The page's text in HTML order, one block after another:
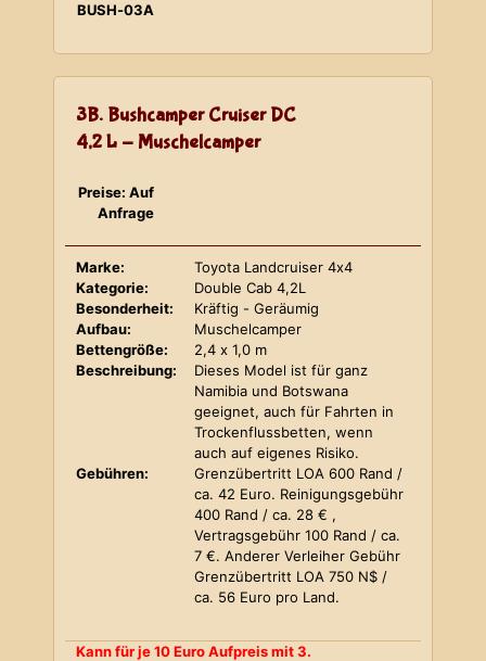
BUSH-03A
3B. Bushcamper Cruiser DC
4,2 L - Muschelcamper
Preise: Auf
Anfrage
Marke:
Toyota Landcruiser 4x4
Kategorie:
Double Cab 4,2L
Besonderheit:
Kräftig - Geräumig
Aufbau:
Muschelcamper
Bettengröße:
2,4 x 1,0 m
Beschreibung:
Dieses Model ist für ganz
Namibia und Botswana
geeignet, auch für Fahrten in
Trockenflussbetten, wenn
auch auf eigenes Risiko.
Gebühren:
Grenzübertritt LOA 600 Rand /
ca. 42 Euro. Reinigungsgebühr
400 Rand / ca. 28 € ,
Vertragsgebühr 100 Rand / ca.
7 €. Anderer Verleiher Gebühr
Grenzübertritt LOA 750 N$ /
ca. 56 Euro pro Land.
Kann für je 10 Euro Aufpreis mit 3.